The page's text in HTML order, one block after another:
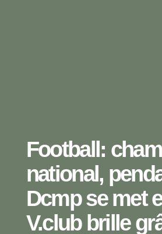
Football:
national,
Dcmp se met
V.club brille